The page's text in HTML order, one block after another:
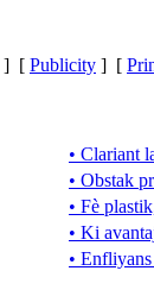
] [ Publicity ] [
• Clariant
• Obstak
• Fè
• Ki
•